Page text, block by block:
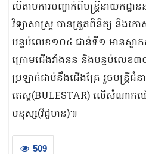
បើតាមការបញ្ជាក់ពីមន្ត្រីនាយកដ្ឋ
វិទ្យាសាស្រ្ត បានត្រួតពិនិត្យ និង
បន្ទប់លេខ១០៤ ជាន់ទី១ មានស្លា
ក្រោមជើងវាំងនន និងបន្ទប់លេខ៣
ប្រឡាក់ជាប់នឹងជើងគ្រែ រួចមន្រ្តីជំន
តេស្ត(BULESTAR) លើសំណាក
មនុស្ស(វិជ្ជមាន)៕
509